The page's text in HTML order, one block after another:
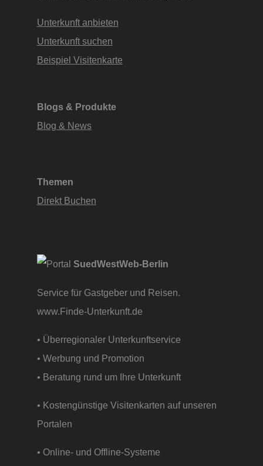
Unterkunft anbieten
Unterkunft suchen
Beispiel Visitenkarte
Blogs & Produkte
Blog & News
Themen
Direkt Buchen
SuedWestWeb-Berlin
Service für Gastgeber und Reisen.
www.Finde-Unterkunft.de
• Überregionaler Unterkunftservice
• Werbung und Promotion
• Beratung rund um Ihre Unterkunft
• Kostengünstige Visitenkarten auf unseren
Portalen
• Online- und Offline-Systeme